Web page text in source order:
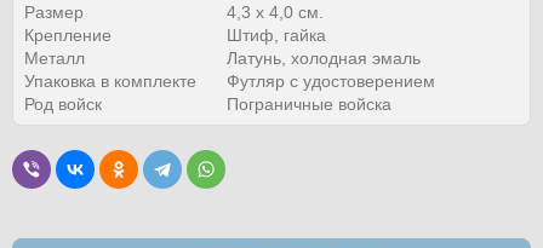
Размер
4,3 x 4,0 см.
Крепление
Штиф, гайка
Металл
Латунь, холодная эмаль
Упаковка в комплекте
Футляр с удостоверением
Род войск
Пограничные войска